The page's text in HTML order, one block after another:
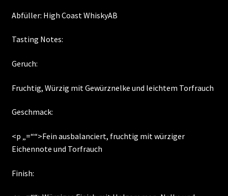
Abfüller: High Coast WhiskyAB
Tasting Notes:
Geruch:
Fruchtig, Würzig mit Gewürznelke und leichtem Torfrauch
Geschmack:
<p „=““>Fein ausbalanciert, fruchtig mit würziger
Eichennote und Torfrauch
Finish: